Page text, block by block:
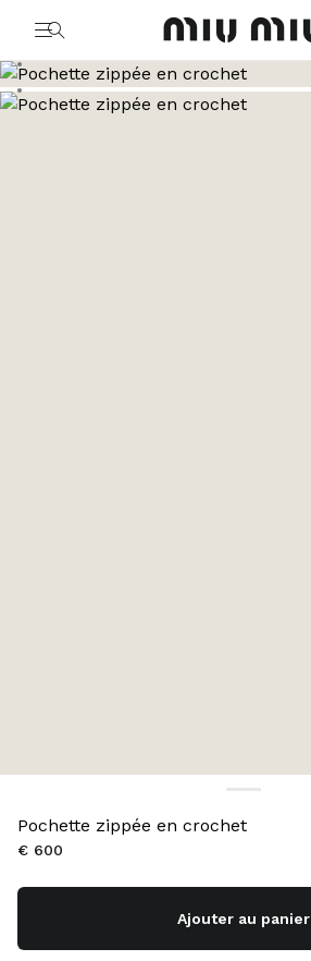
Aller à l’image 2
Aller à l’image 3
Pochette zippée en crochet
€ 600
Ajouter au panier